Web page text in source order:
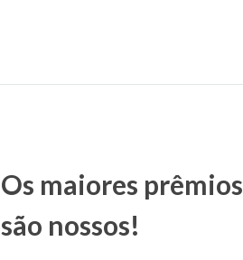
Os maiores prêmios
são nossos!